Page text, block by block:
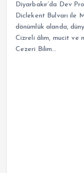
Diyarbakır’da Dev
Diclekent Bulvarı ile
dönümlük alanda,
Cizreli âlim, mucit ve
Cezeri Bilim…